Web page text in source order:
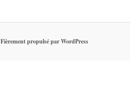
Fièrement propulsé par WordPress